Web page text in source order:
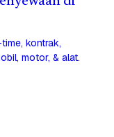
kontrak,
motor, & alat.